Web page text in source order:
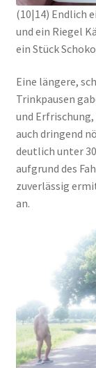
(10|14) Endlich
und ein Riegel
ein Stück
Eine längere,
Trinkpausen
und
auch dringend
deutlich unter
aufgrund des
zuverlässig
an.